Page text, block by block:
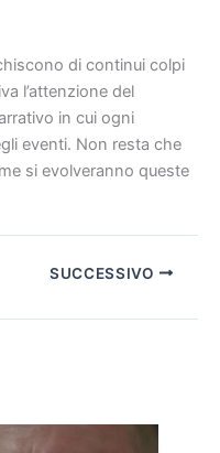
di continui colpi
l’attenzione del
in cui ogni
eventi. Non resta che
si evolveranno queste
SUCCESSIVO